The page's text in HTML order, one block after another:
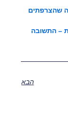
שהצרפתים
– התשובה
הבא